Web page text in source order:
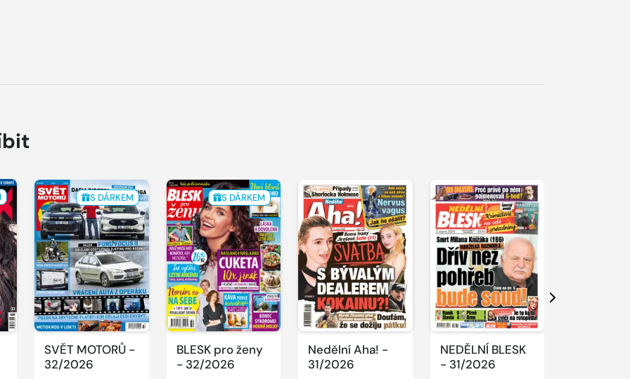
S DÁRKEM
SVĚT MOTORŮ -
32/2026
S DÁRKEM
BLESK pro ženy
- 32/2026
Nedělní Aha! -
31/2026
NEDĚLNÍ BLESK
- 31/2026
Další